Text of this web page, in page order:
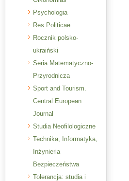
Psychologia
Res Politicae
Rocznik polsko-
ukraiński
Seria Matematyczno-
Przyrodnicza
Sport and Tourism.
Central European
Journal
Studia Neofilologiczne
Technika, Informatyka,
Inżynieria
Bezpieczeństwa
Tolerancja: studia i